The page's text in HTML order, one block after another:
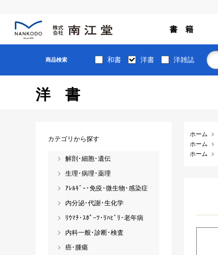
書 籍
商品検索 和書 洋書 洋雑誌
洋書
ホーム
ホーム
ホーム
カテゴリから探す
解剖･細胞･遺伝
生理･病理･薬理
ｱﾚﾙｷﾞｰ･免疫･微生物･感染症
内分泌･代謝･生化学
ﾘｳﾏﾁ･ｽﾎﾟｰﾂ･ﾘﾊﾋﾞﾘ･老年病
内科一般･診断･検査
癌･腫瘍